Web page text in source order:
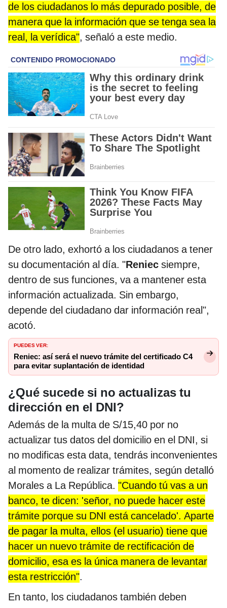
de los ciudadanos lo más depurado posible, de
manera que la información que se tenga sea la
real, la verídica", señaló a este medio.
De otro lado, exhortó a los ciudadanos a tener
su documentación al día. "Reniec siempre,
dentro de sus funciones, va a mantener esta
información actualizada. Sin embargo,
depende del ciudadano dar información real",
acotó.
PUEDES VER:
Reniec: así será el nuevo trámite del certificado C4
para evitar suplantación de identidad
¿Qué sucede si no actualizas tu
dirección en el DNI?
Además de la multa de S/15,40 por no
actualizar tus datos del domicilio en el DNI, si
no modificas esta data, tendrás inconvenientes
al momento de realizar trámites, según detalló
Morales a La República. "Cuando tú vas a un
banco, te dicen: 'señor, no puede hacer este
trámite porque su DNI está cancelado'. Aparte
de pagar la multa, ellos (el usuario) tiene que
hacer un nuevo trámite de rectificación de
domicilio, esa es la única manera de levantar
esta restricción".
En tanto, los ciudadanos también deben